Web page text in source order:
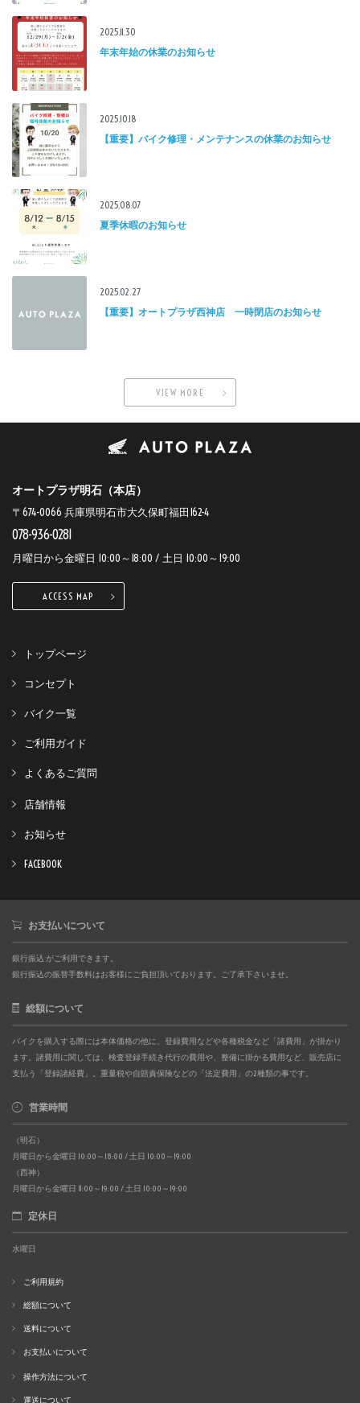
2025.11.30
年末年始の休業のお知らせ
2025.10.18
【重要】バイク修理・メンテナンスの休業のお知らせ
2025.08.07
夏季休暇のお知らせ
2025.02.27
【重要】オートプラザ西神店 一時閉店のお知らせ
VIEW MORE
オートプラザ明石（本店）
〒674-0066 兵庫県明石市大久保町福田162-4
078-936-0281
月曜日から金曜日 10:00～18:00 / 土日 10:00～19:00
ACCESS MAP
トップページ
コンセプト
バイク一覧
ご利用ガイド
よくあるご質問
店舗情報
お知らせ
FACEBOOK
お支払いについて
銀行振込 がご利用できます。
銀行振込の振替手数料はお客様にご負担頂いております。ご了承下さいませ。
総額について
バイクを購入する際には本体価格の他に、登録費用などや各種税金など「諸費用」が掛かり
ます。諸費用に関しては、検査登録手続き代行の費用や、整備に掛かる費用など、販売店に
支払う「登録諸経費」。重量税や自賠責保険などの「法定費用」の2種類の事です。
営業時間
（明石）
月曜日から金曜日 10:00～18:00 / 土日 10:00～19:00
（西神）
月曜日から金曜日 11:00～19:00 / 土日 10:00～19:00
定休日
水曜日
ご利用規約
総額について
送料について
お支払いについて
操作方法について
運送について